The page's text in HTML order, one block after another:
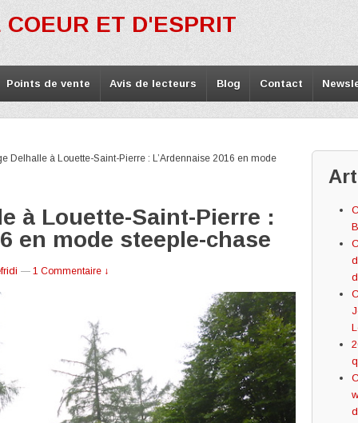
ET D'ESPRIT
Points de vente Avis de lecteurs Blog Contact
Delhalle à Louette-Saint-Pierre : L’Ardennaise 2016 en mode
à Louette-Saint-Pierre :
en mode steeple-chase
— 1 Commentaire ↓